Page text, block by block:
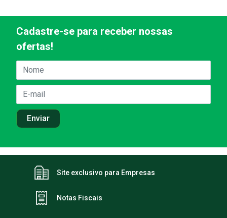
Cadastre-se para receber nossas
ofertas!
Site exclusivo para Empresas
Notas Fiscais